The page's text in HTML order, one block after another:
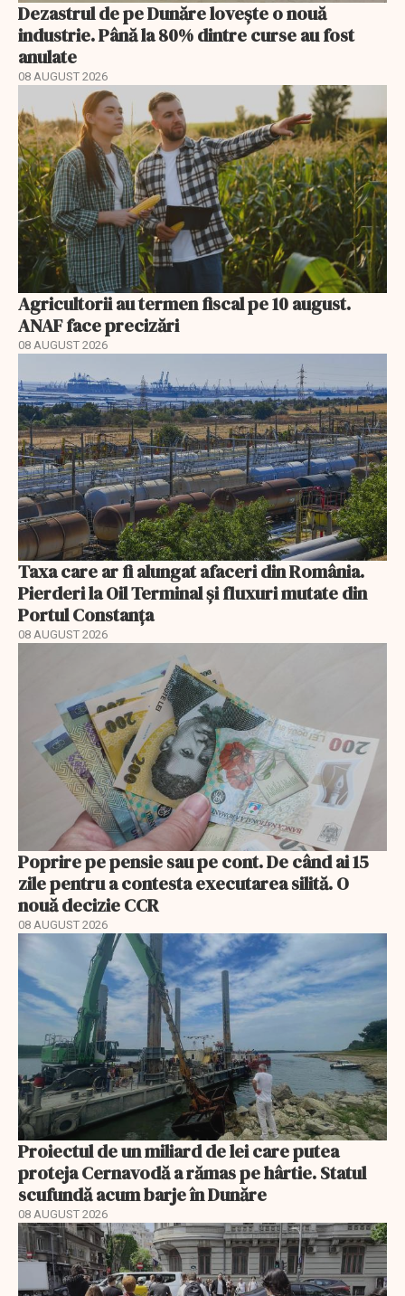
Dezastrul de pe Dunăre lovește o nouă
industrie. Până la 80% dintre curse au fost
anulate
08 AUGUST 2026
Agricultorii au termen fiscal pe 10 august.
ANAF face precizări
08 AUGUST 2026
Taxa care ar fi alungat afaceri din România.
Pierderi la Oil Terminal și fluxuri mutate din
Portul Constanța
08 AUGUST 2026
Poprire pe pensie sau pe cont. De când ai 15
zile pentru a contesta executarea silită. O
nouă decizie CCR
08 AUGUST 2026
Proiectul de un miliard de lei care putea
proteja Cernavodă a rămas pe hârtie. Statul
scufundă acum barje în Dunăre
08 AUGUST 2026